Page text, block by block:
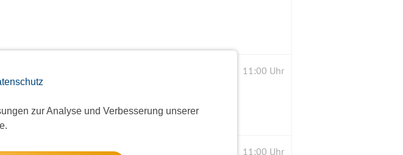
zur Analyse und Verbesserung unserer
11:00 Uhr
11:00 Uhr